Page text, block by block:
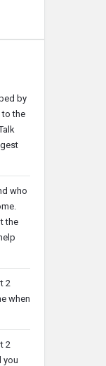
by
to the
who
the
2
when
2
you